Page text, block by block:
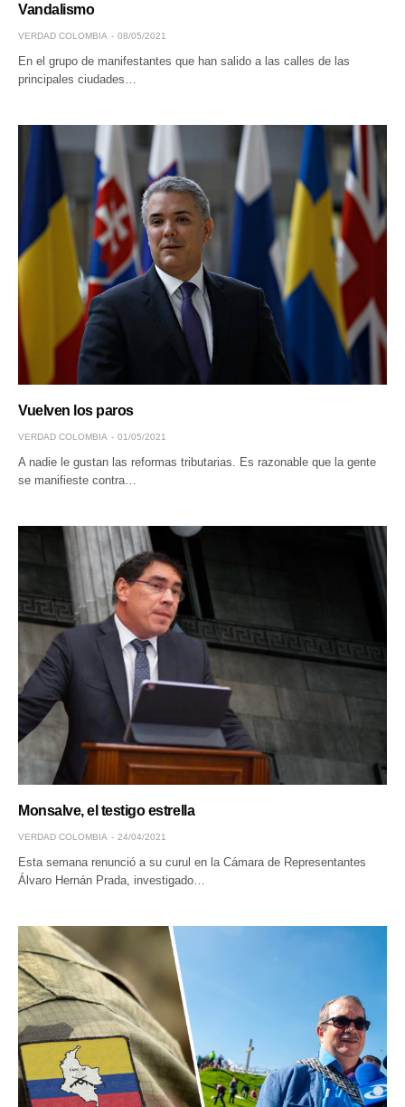
Vandalismo
VERDAD COLOMBIA 08/05/2021
En el grupo de manifestantes que han salido a las calles de las
principales ciudades…
Vuelven los paros
VERDAD COLOMBIA 01/05/2021
A nadie le gustan las reformas tributarias. Es razonable que la gente
se manifieste contra…
Monsalve, el testigo estrella
VERDAD COLOMBIA 24/04/2021
Esta semana renunció a su curul en la Cámara de Representantes
Álvaro Hernán Prada, investigado…